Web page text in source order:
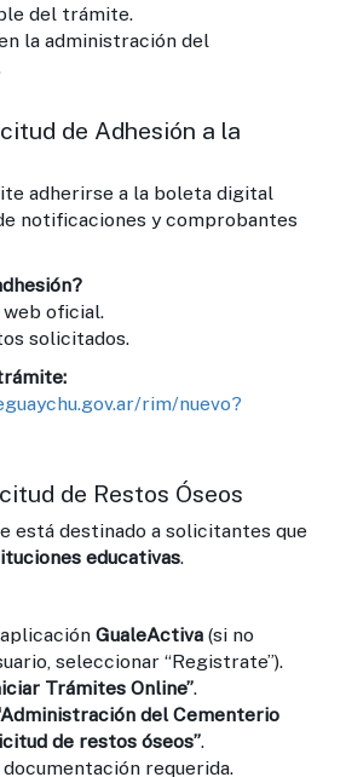
del trámite.
la administración del
de Adhesión a la
adherirse a la boleta digital
notificaciones y comprobantes
oficial.
solicitados.
rim/nuevo?
de Restos Óseos
está destinado a solicitantes que
educativas.
GualeActiva (si no
seleccionar “Registrate”).
Trámites Online”.
del Cementerio
de restos óseos”.
requerida.